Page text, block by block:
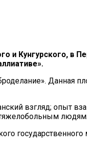
и Кунгурского, в
Данная
взгляд; опыт
людям.